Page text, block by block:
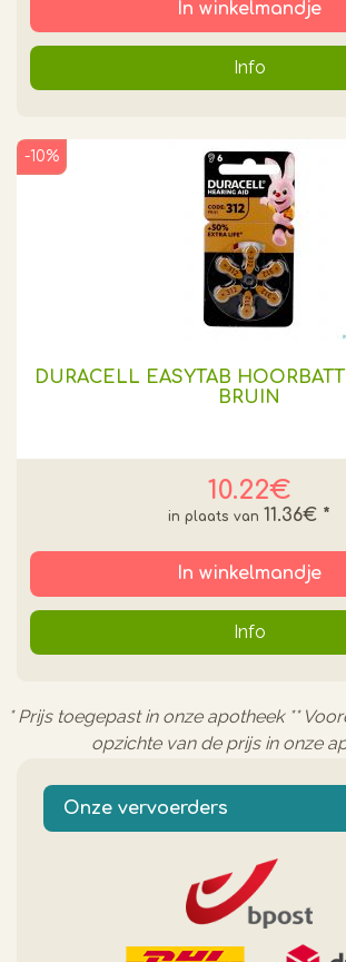
In winkelmandje
Info
DURACELL EASYTAB
BRUIN
10.22€
-10%
11.36€ *
In winkelmandje
Info
* Prijs toegepast in onze apotheek **
opzichte van de prijs in onze
Onze vervoerders